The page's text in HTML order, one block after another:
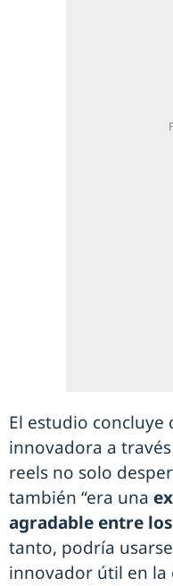
El estudio concluye
innovadora a
reels no solo
también “era una
agradable entre
tanto, podría
innovador útil en la